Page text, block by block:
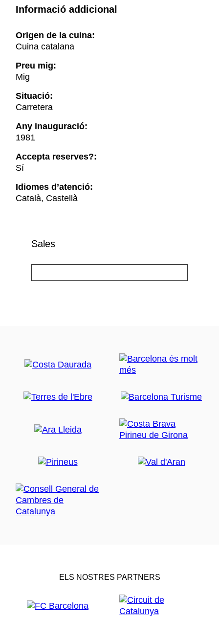
Informació addicional
Origen de la cuina:
Cuina catalana
Preu mig:
Mig
Situació:
Carretera
Any inauguració:
1981
Accepta reserves?:
Sí
Idiomes d’atenció:
Català, Castellà
Sales
ELS NOSTRES PARTNERS